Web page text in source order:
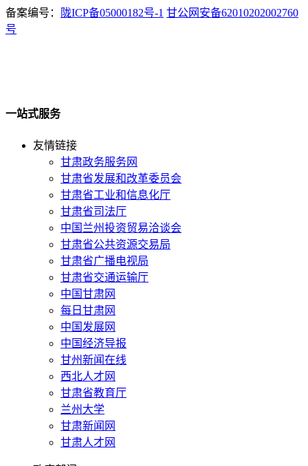
备案编号： 陇ICP备05000182号-1 甘公网安备62010202002760
号
一站式服务
友情链接
甘肃政务服务网
甘肃省发展和改革委员会
甘肃省工业和信息化厅
甘肃省司法厅
中国兰州投资贸易洽谈会
甘肃省公共资源交易局
甘肃省广播电视局
甘肃省交通运输厅
中国甘肃网
每日甘肃网
中国发展网
中国经济导报
甘州新闻在线
西北人才网
甘肃省教育厅
兰州大学
甘肃新闻网
甘肃人才网